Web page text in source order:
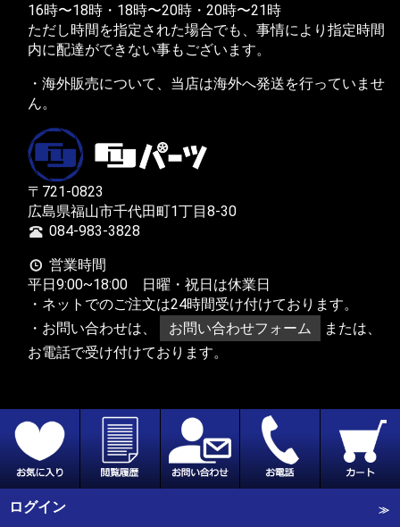
16時〜18時・18時〜20時・20時〜21時
ただし時間を指定された場合でも、事情により指定時間
内に配達ができない事もございます。
・海外販売について、当店は海外へ発送を行っていませ
ん。
〒721-0823
広島県福山市千代田町1丁目8-30
084-983-3828
営業時間
平日9:00~18:00 日曜・祝日は休業日
・ネットでのご注文は24時間受け付けております。
・お問い合わせは、
お問い合わせフォーム
または、
お電話で受け付けております。
ログイン